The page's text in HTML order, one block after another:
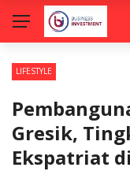
LIFESTYLE
Gresik,
Ekspatriat